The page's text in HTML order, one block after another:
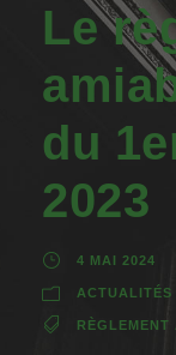
Le
du
2023
4 MAI 2024
ACTUALITÉS
RÈGLEMENT